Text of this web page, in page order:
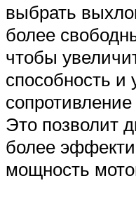
выбрать
более
чтобы
способность
Это позволит
более
мощность